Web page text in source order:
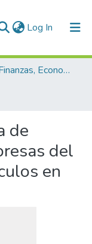
Log In (current)
Escuela de Finanzas, Economía y Gobierno
de
del
en